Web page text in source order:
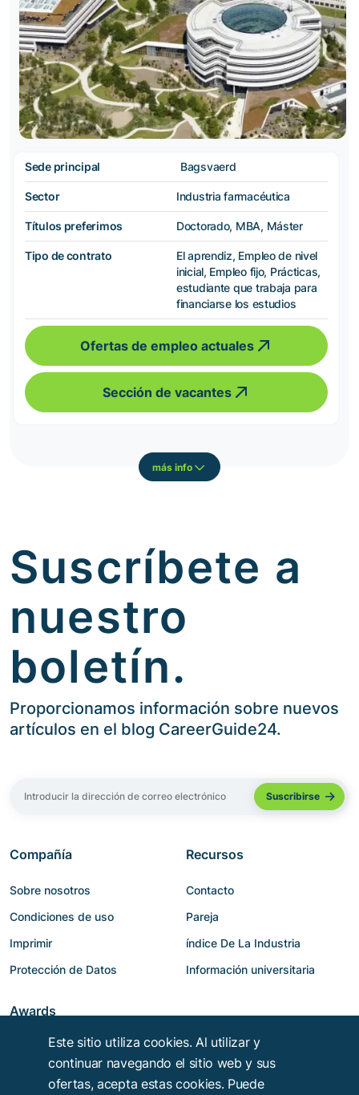
Sede principal Bagsvaerd
Sector Industria farmacéutica
Títulos preferimos Doctorado, MBA, Máster
Tipo de contrato
El aprendiz, Empleo de nivel
inicial, Empleo fijo, Prácticas,
estudiante que trabaja para
financiarse los estudios
Ofertas de empleo actuales
Sección de vacantes
más info
Suscríbete a
nuestro
boletín.
Proporcionamos información sobre nuevos
artículos en el blog CareerGuide24.
Compañía
Sobre nosotros
Condiciones de uso
Imprimir
Protección de Datos
Recursos
Contacto
Pareja
índice De La Industria
Información universitaria
Awards
Este sitio utiliza cookies. Al utilizar y
continuar navegando el sitio web y sus
ofertas, acepta estas cookies. Puede